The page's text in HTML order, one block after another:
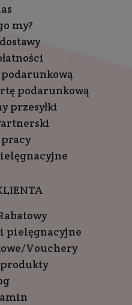
my?
podarunkową
przesyłki
pielęgnacyjne
Vouchery